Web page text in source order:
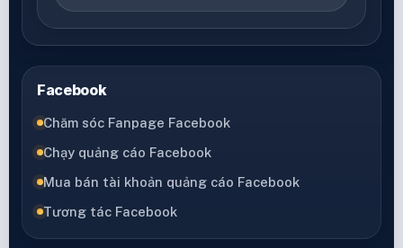
Facebook
Chăm sóc Fanpage Facebook
Chạy quảng cáo Facebook
Mua bán tài khoản quảng cáo Facebook
Tương tác Facebook